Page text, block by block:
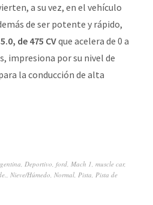
a su vez, en el vehículo
de ser potente y rápido,
de 475 CVque acelera de 0 a
impresiona por su nivel de
la conducción de alta
Deportivo ford Mach 1 muscle car,
Nieve/Húmedo Normal Pista Pista de